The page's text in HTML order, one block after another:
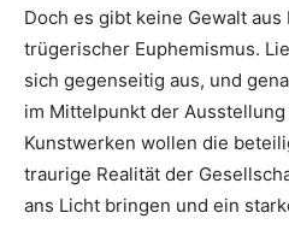
Doch es gibt keine Gewalt
trügerischer Euphemismus.
sich gegenseitig aus, und
im Mittelpunkt der Ausstellung
Kunstwerken wollen die
traurige Realität der
ans Licht bringen und ein